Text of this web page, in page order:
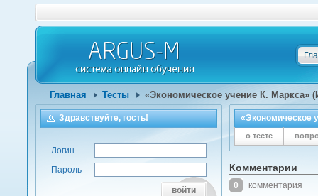
Главная Тесты «Экономическое учение К. Маркса»
«Экономическое
о тесте
Комментарии
0
комментария
Здравствуйте, гость!
Логин
Пароль
войти